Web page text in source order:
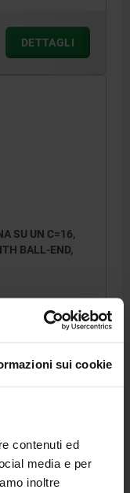
sui cookie
contenuti ed
media e per
inoltre
DETTAGLI
SU UN C=16,
BALL-END,
FORMA=B1
DETTAGLI